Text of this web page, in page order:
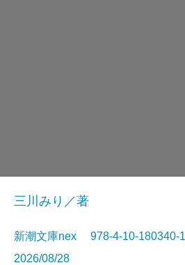
三川みり／著
新潮文庫nex 978-4-10-
2026/08/28